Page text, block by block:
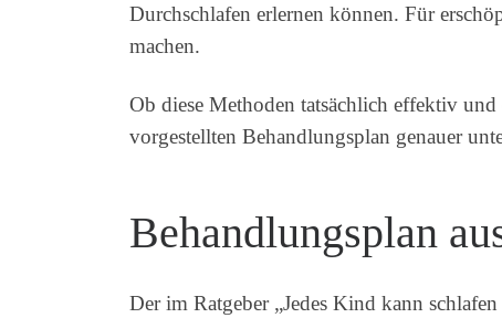
Durchschlafen erlernen können. Für
machen.
Ob diese Methoden tatsächlich effektiv
vorgestellten Behandlungsplan genauer
Behandlungsplan
Der im Ratgeber „Jedes Kind kann